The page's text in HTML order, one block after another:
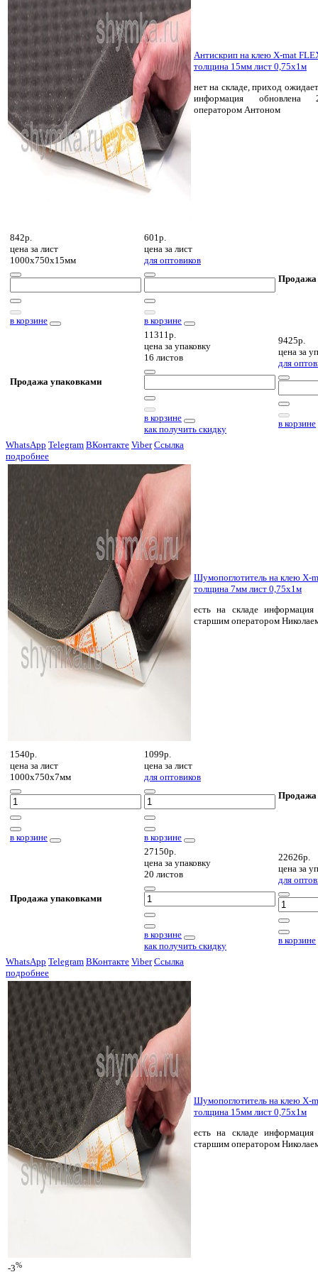
Антискрип на клею X-mat
толщина 15мм лист 0,75х1м
нет на складе, приход
информация обновлена
оператором Антоном
842р.
цена за лист
1000х750х15мм
в корзине
601р.
цена за лист
для оптовиков
в корзине
Продажа
Продажа упаковками
11311р.
цена за упаковку
16 листов
в корзине
как получить скидку
9425р.
цена за
для
в корзине
WhatsApp Telegram ВКонтакте Viber Ссылка
подробнее
Шумопоглотитель на клею X-
толщина 7мм лист 0,75х1м
есть на складе информация
старшим оператором
1540р.
цена за лист
1000х750х7мм
в корзине
1099р.
цена за лист
для оптовиков
в корзине
Продажа
Продажа упаковками
27150р.
цена за упаковку
20 листов
в корзине
как получить скидку
22626р.
цена за
для
в корзине
WhatsApp Telegram ВКонтакте Viber Ссылка
подробнее
-3%
Шумопоглотитель на клею X-
толщина 15мм лист 0,75х1м
есть на складе информация
старшим оператором